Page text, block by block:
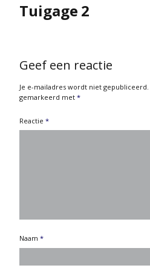
Tuigage 2
Geef een reactie
Je e-mailadres wordt niet gepubliceerd.
gemarkeerd met *
Reactie *
Naam *